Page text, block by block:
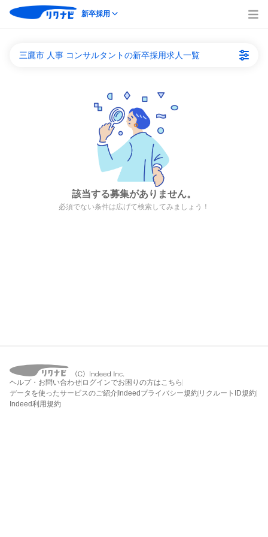
新卒採用
三鷹市 人事 コンサルタントの新卒採用求人一覧
該当する募集がありません。
必須でない条件は広げて検索してみましょう！
ヘルプ・お問い合わせ ログインでお困りの方はこちら
データを使ったサービスのご紹介 Indeedプライバシー規約 リクルートID規約
Indeed利用規約